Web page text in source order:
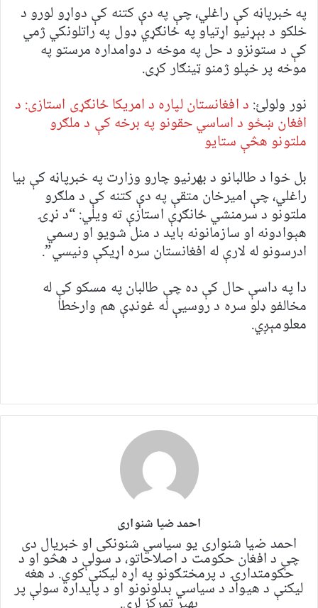
په خبرپاڼه کې راغلي، چې په دې کتنه کې دواړو لورو د
خلکو د بېړنیو اړتیاو په ځانګړي ډول په راتلونکي ژمي
کې د ستونزو د حل په موخه د دوامداره مرستو په
موخه پر خپلو ژمنو ټینګار کړی.
نور ولولئ: د افغانستان لپاره د امریکا ځانګړی استازی: د
افغان ښځو د اساسي حقونو په برخه کې د ملګرو
ملتونو هڅې ستایو
بل خوا د طالبانو د بهرنیو چارو وزارت په خبرپاڼه کې بیا
راغلي، چې امیرخان متقې په دې کتنه کې د ملګرو
ملتونو د سرمنشي ځانګړې استازې ته ویلي: “د نړۍ
هېوادونه او سازمانونه باید د منل شویو او رسمي
ادرسونو له لارې له افغانستان سره اړیکې ونیسي”.
دا په داسې حال کې ده چې طالبان په مسکو کې له
مخالفو ډلو سره د روسیې له غونډې هم وارخطا
معلومېږي.
احمد ضیا شنواری
احمد ضیا شنواری یو سياسي شنونکی او خبریال دی
چې د افغان حکومت د اصلاحاتو، د سولې د هڅو او د
حکومتدارۍ د پرمختګونو په اړه لیکنې کوي. د هغه
لیکنې د هیواد د سیاسي بدلونونو او د پایداره سولې پر